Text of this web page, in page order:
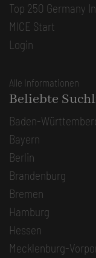
Top 250 Germany
MICE Start
Login
Alle Informationen
Beliebte
Baden-
Bayern
Berlin
Brandenburg
Bremen
Hamburg
Hessen
Mecklenburg-